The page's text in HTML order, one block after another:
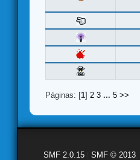
Páginas: [1] 2 3 ... 5 >>
SMF 2.0.15 SMF © 2013